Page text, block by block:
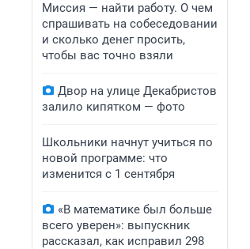
Миссия — найти работу. О чем
спрашивать на собеседовании
и сколько денег просить,
чтобы вас точно взяли
Двор на улице Декабристов
залило кипятком — фото
Школьники начнут учиться по
новой программе: что
изменится с 1 сентября
«В математике был больше
всего уверен»: выпускник
рассказал, как исправил 298